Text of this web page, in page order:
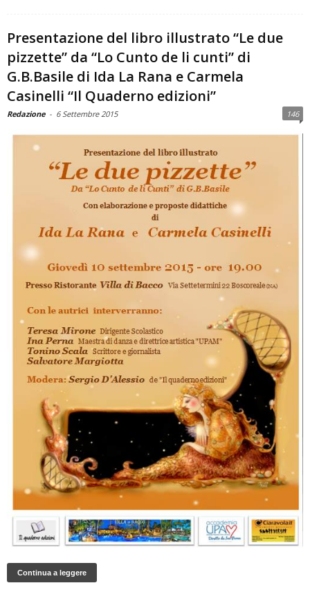
Presentazione del libro illustrato “Le due
pizzette” da “Lo Cunto de li cunti” di
G.B.Basile di Ida La Rana e Carmela
Casinelli “Il Quaderno edizioni”
Redazione - 6 Settembre 2015 146
Continua a leggere